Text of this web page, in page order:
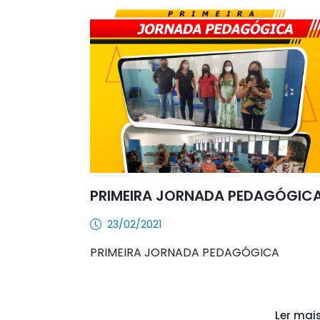
PRIMEIRA JORNADA
23/02/2021
PRIMEIRA JORNADA PEDAGÓGICA
Ler